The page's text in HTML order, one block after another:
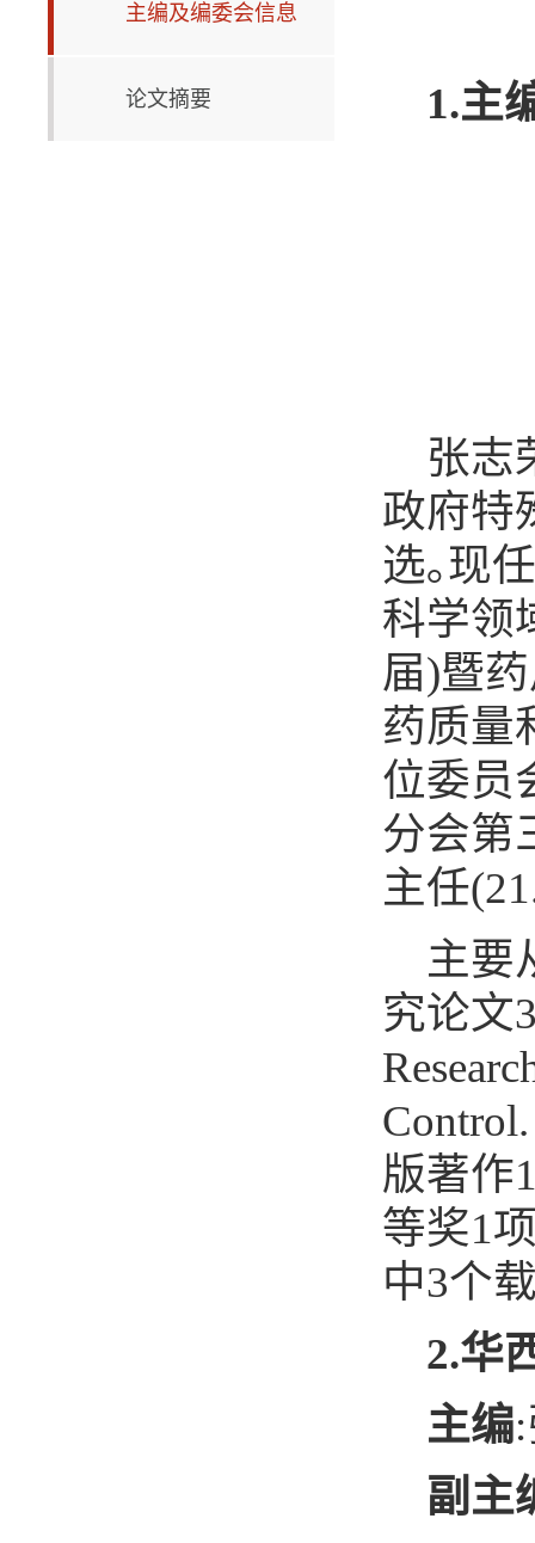
主编及编委会信息
论文摘要 1.主
张志
政府特
选｡现
科学领
届)暨
药质量
位委员
分会第
主任(
主要
究论文
版著作
等奖1
中3个
2.华
主编:
副主